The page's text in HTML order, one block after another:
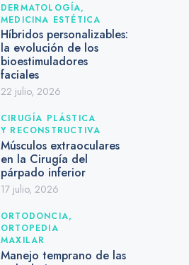
DERMATOLOGÍA,
MEDICINA ESTÉTICA
Híbridos personalizables:
la evolución de los
bioestimuladores
faciales
22 julio, 2026
CIRUGÍA PLÁSTICA
Y RECONSTRUCTIVA
Músculos extraoculares
en la Cirugía del
párpado inferior
17 julio, 2026
ORTODONCIA,
ORTOPEDIA
MAXILAR
Manejo temprano de las